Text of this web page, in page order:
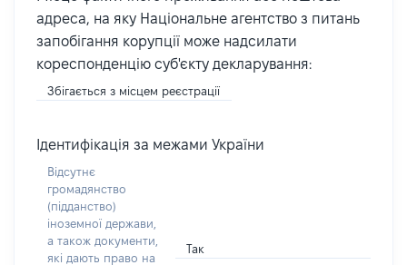
адреса, на яку Національне агентство з питань
запобігання корупції може надсилати
кореспонденцію суб'єкту декларування:
Збігається з місцем реєстрації
Ідентифікація за межами України
Відсутнє
громадянство
(підданство)
іноземної держави,
а також документи,
які дають право на
Так